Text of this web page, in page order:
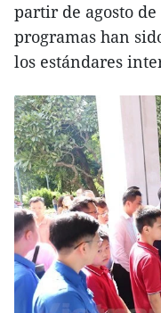
partir de agosto de
programas han
los estándares